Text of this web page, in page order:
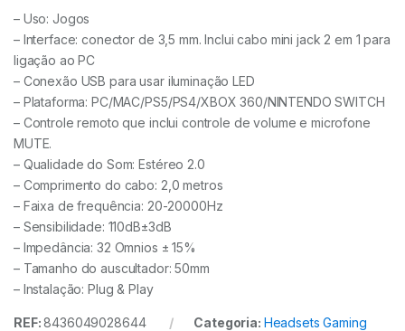
– Uso: Jogos
– Interface: conector de 3,5 mm. Inclui cabo mini jack 2 em 1 para
ligação ao PC
– Conexão USB para usar iluminação LED
– Plataforma: PC/MAC/PS5/PS4/XBOX 360/NINTENDO SWITCH
– Controle remoto que inclui controle de volume e microfone
MUTE.
– Qualidade do Som: Estéreo 2.0
– Comprimento do cabo: 2,0 metros
– Faixa de frequência: 20-20000Hz
– Sensibilidade: 110dB±3dB
– Impedância: 32 Omnios ± 15%
– Tamanho do auscultador: 50mm
– Instalação: Plug & Play
REF:8436049028644 Categoria: Headsets Gaming